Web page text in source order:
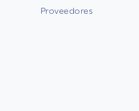
Proveedores